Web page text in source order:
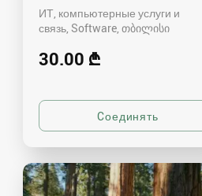
ИТ, компьютерные услуги и
связь, Software თბილისი
30.00 ₾